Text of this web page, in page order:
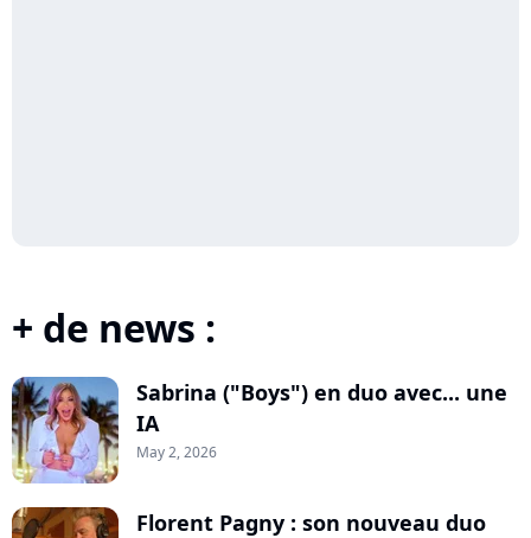
+ de news :
Sabrina ("Boys") en duo avec... une
IA
May 2, 2026
Florent Pagny : son nouveau duo